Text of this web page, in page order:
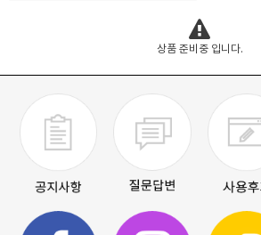
상품 준비중 입니다.